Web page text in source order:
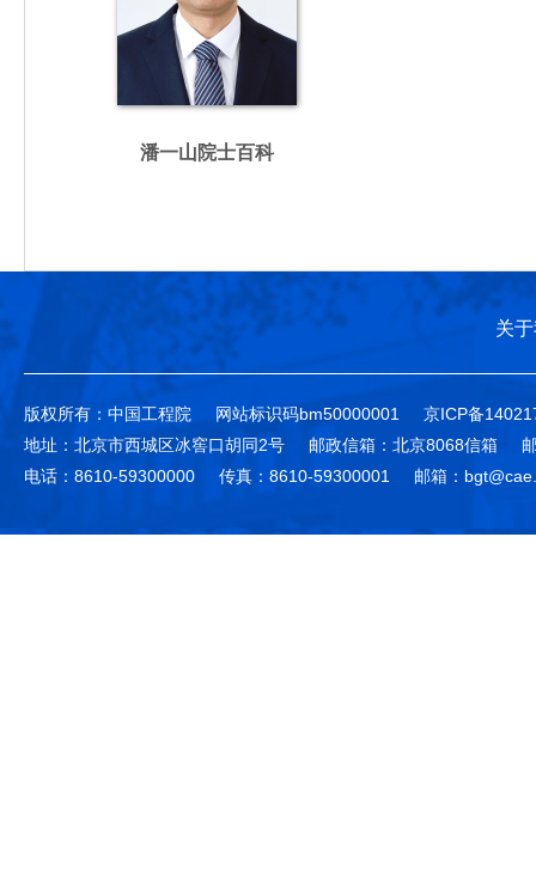
潘一山院士百科
关
版权所有：中国工程院 网站标识码bm50000001
京ICP备
地址：北京市西城区冰窖口胡同2号
邮政信箱：北京8068信箱
电话：8610-59300000
传真：8610-59300001 邮箱：